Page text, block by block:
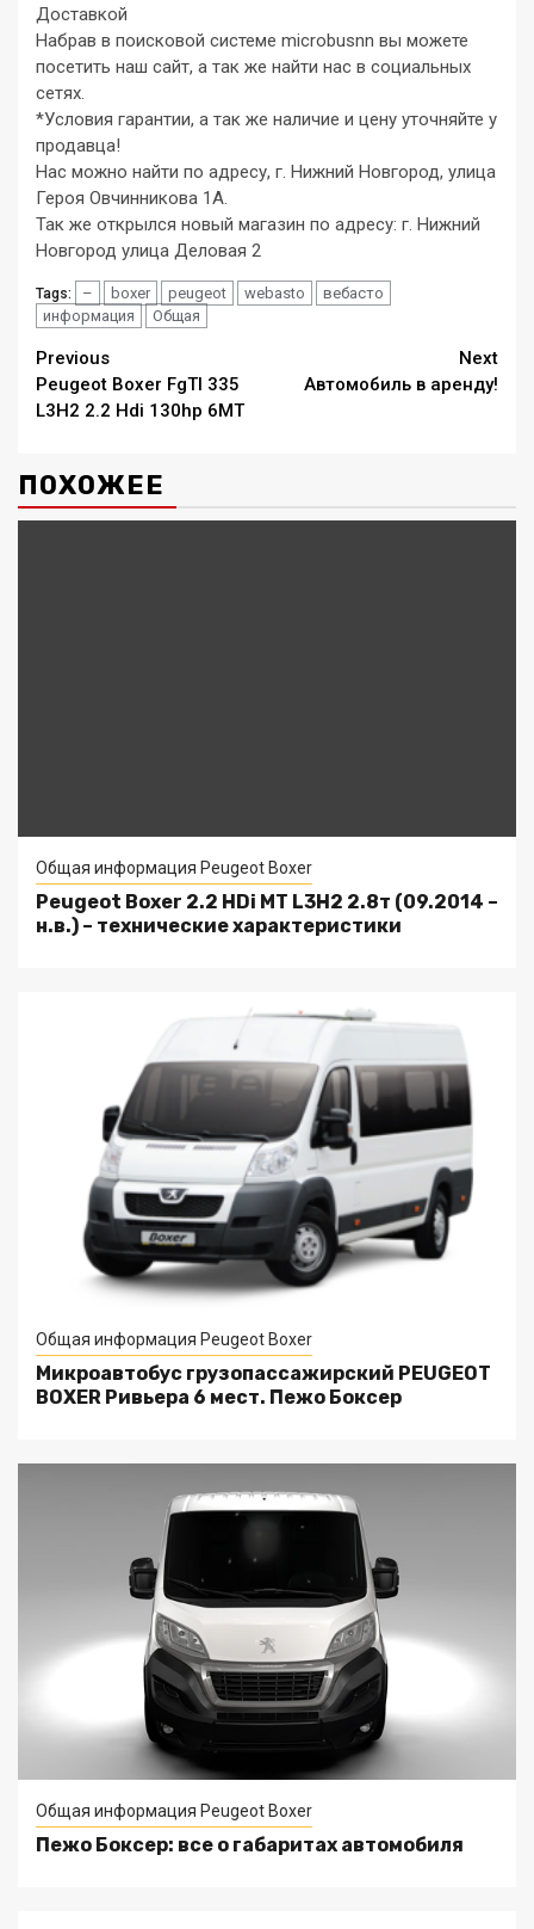
Доставкой
Набрав в поисковой системе microbusnn вы можете
посетить наш сайт, а так же найти нас в социальных
сетях.
*Условия гарантии, а так же наличие и цену уточняйте у
продавца!
Нас можно найти по адресу, г. Нижний Новгород, улица
Героя Овчинникова 1А.
Так же открылся новый магазин по адресу: г. Нижний
Новгород улица Деловая 2
Tags: – boxer peugeot webasto
вебасто
информация
Общая
Continue
Reading
Previous
Peugeot Boxer FgTl 335
L3H2 2.2 Hdi 130hp 6MT
Next
Автомобиль в аренду!
ПОХОЖЕЕ
Общая информация Peugeot Boxer
Peugeot Boxer 2.2 HDi MT L3H2 2.8т (09.2014 –
н.в.) – технические характеристики
Общая информация Peugeot Boxer
Микроавтобус грузопассажирский PEUGEOT
BOXER Ривьера 6 мест. Пежо Боксер
Общая информация Peugeot Boxer
Пежо Боксер: все о габаритах автомобиля